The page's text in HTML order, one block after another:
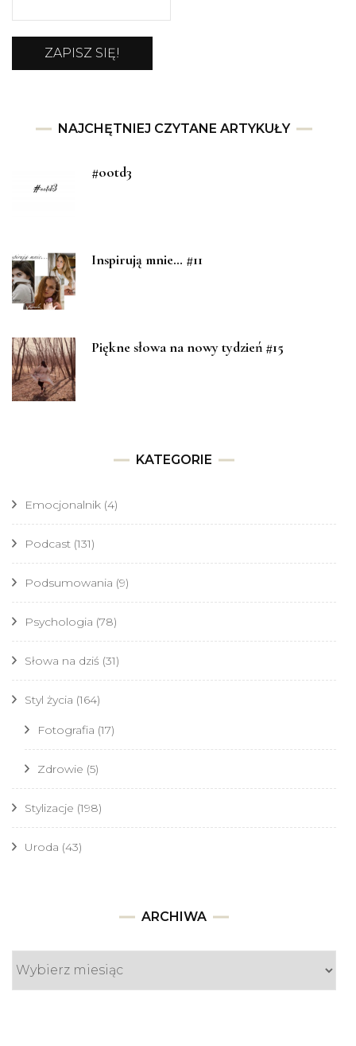
NAJCHĘTNIEJ CZYTANE ARTYKUŁY
#ootd3
Inspirują mnie… #11
Piękne słowa na nowy tydzień #15
KATEGORIE
Emocjonalnik (4)
Podcast (131)
Podsumowania (9)
Psychologia (78)
Słowa na dziś (31)
Styl życia (164)
Fotografia (17)
Zdrowie (5)
Stylizacje (198)
Uroda (43)
ARCHIWA
Archiwa